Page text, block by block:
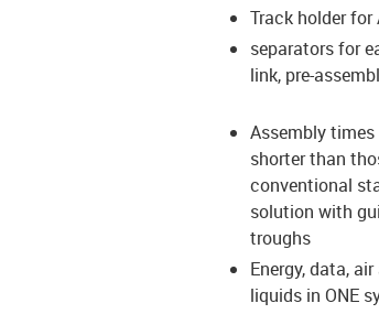
Track holder for
separators for
link, pre-
Assembly times
shorter than
conventional
solution with
troughs
Energy, data, air
liquids in ONE